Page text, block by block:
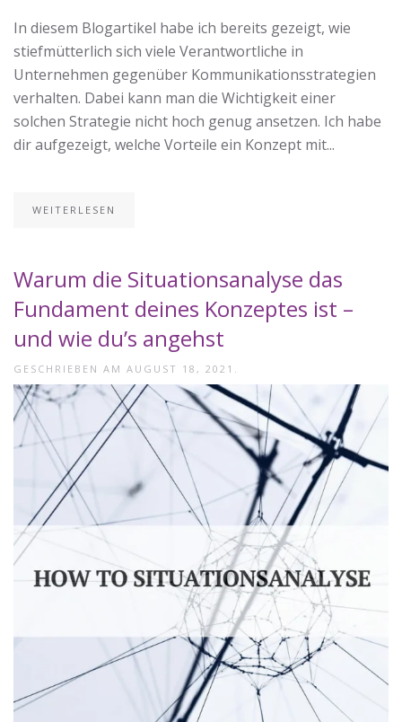
In diesem Blogartikel habe ich bereits gezeigt, wie
stiefmütterlich sich viele Verantwortliche in
Unternehmen gegenüber Kommunikationsstrategien
verhalten. Dabei kann man die Wichtigkeit einer
solchen Strategie nicht hoch genug ansetzen. Ich habe
dir aufgezeigt, welche Vorteile ein Konzept mit...
WEITERLESEN
Warum die Situationsanalyse das
Fundament deines Konzeptes ist –
und wie du’s angehst
GESCHRIEBEN AM AUGUST 18, 2021 .